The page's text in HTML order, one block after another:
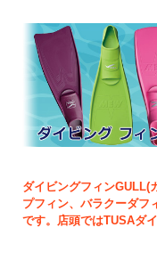
ダイビングフィンGULL(
プフィン、バラクーダフ
です。店頭ではTUSAダ